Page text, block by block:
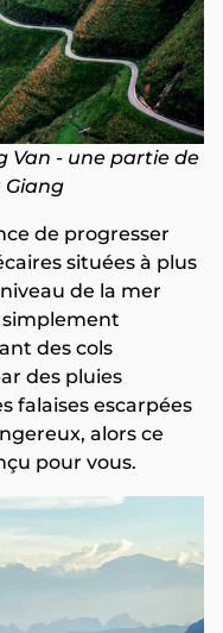
Van - une partie de
Giang
de progresser
situées à plus
de la mer
simplement
des cols
des pluies
falaises escarpées
alors ce
pour vous.